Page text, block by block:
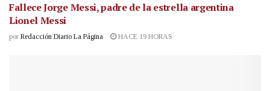
Fallece Jorge Messi, padre de la estrella argentina
Lionel Messi
por Redacción Diario La Página HACE 19 HORAS